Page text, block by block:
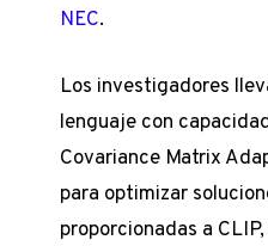
NEC.
Los investigadores
lenguaje con
Covariance Matrix
para optimizar
proporcionadas a